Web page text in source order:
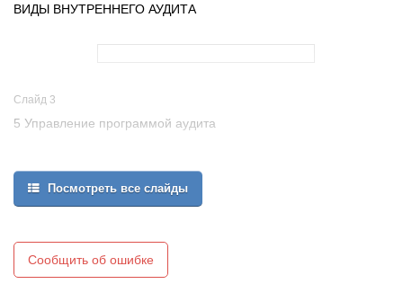
ВИДЫ ВНУТРЕННЕГО АУДИТА
Слайд 3
5 Управление программой аудита
Посмотреть все слайды
Сообщить об ошибке